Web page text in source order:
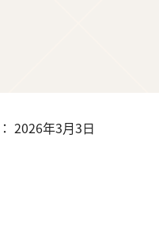
2026年3月3日